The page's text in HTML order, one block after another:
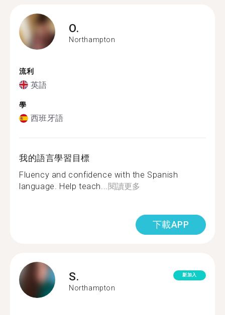
O.
Northampton
流利
英語
學
西班牙語
我的語言學習目標
Fluency and confidence with the Spanish
language. Help teach...閱讀更多
下載APP
S.
Northampton
新加入